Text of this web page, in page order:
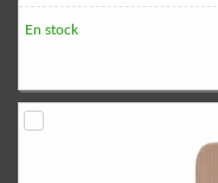
En stock